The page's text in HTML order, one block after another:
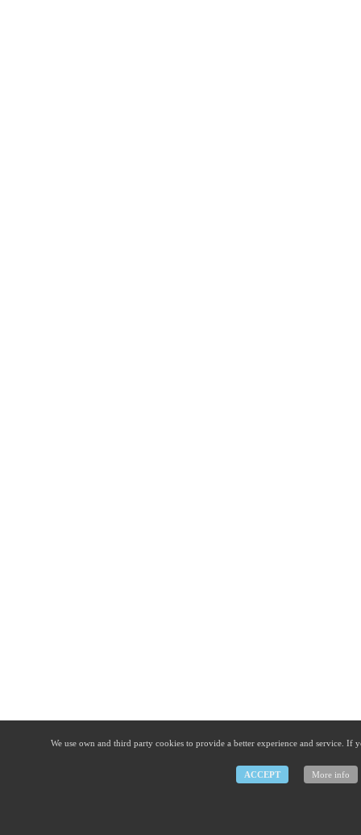
We use own and third party cookies to provide a better experience and service. If
ACCEPT More info